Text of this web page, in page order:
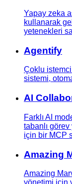
Yapay zeka
kullanarak
yetenekleri
Agentify
Çoklu
sistemi,
AI
Farklı AI
tabanlı
için bir MCP
Amazing
Amazing